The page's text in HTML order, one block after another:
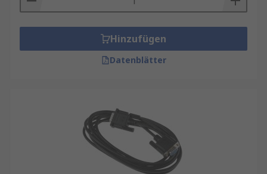
Hinzufügen
Datenblätter